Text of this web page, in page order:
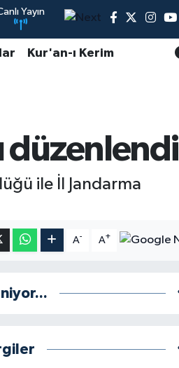
Yayın
Kur'an-ı Kerim
düzenlendi
ile İl Jandarma
A- A+